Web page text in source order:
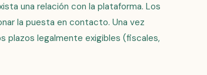
una relación con la plataforma. Los
la puesta en contacto. Una vez
plazos legalmente exigibles (fiscales,